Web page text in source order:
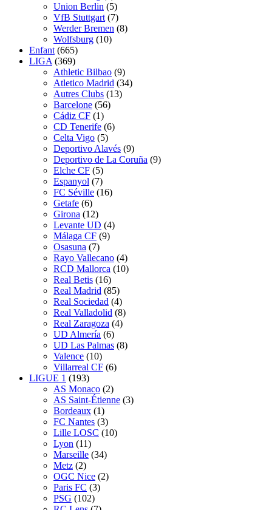
Union Berlin (5)
VfB Stuttgart (7)
Werder Bremen (8)
Wolfsburg (10)
Enfant (665)
LIGA (369)
Athletic Bilbao (9)
Atletico Madrid (34)
Autres Clubs (13)
Barcelone (56)
Cádiz CF (1)
CD Tenerife (6)
Celta Vigo (5)
Deportivo Alavés (9)
Deportivo de La Coruña (9)
Elche CF (5)
Espanyol (7)
FC Séville (16)
Getafe (6)
Girona (12)
Levante UD (4)
Málaga CF (9)
Osasuna (7)
Rayo Vallecano (4)
RCD Mallorca (10)
Real Betis (16)
Real Madrid (85)
Real Sociedad (4)
Real Valladolid (8)
Real Zaragoza (4)
UD Almería (6)
UD Las Palmas (8)
Valence (10)
Villarreal CF (6)
LIGUE 1 (193)
AS Monaco (2)
AS Saint-Étienne (3)
Bordeaux (1)
FC Nantes (3)
Lille LOSC (10)
Lyon (11)
Marseille (34)
Metz (2)
OGC Nice (2)
Paris FC (3)
PSG (102)